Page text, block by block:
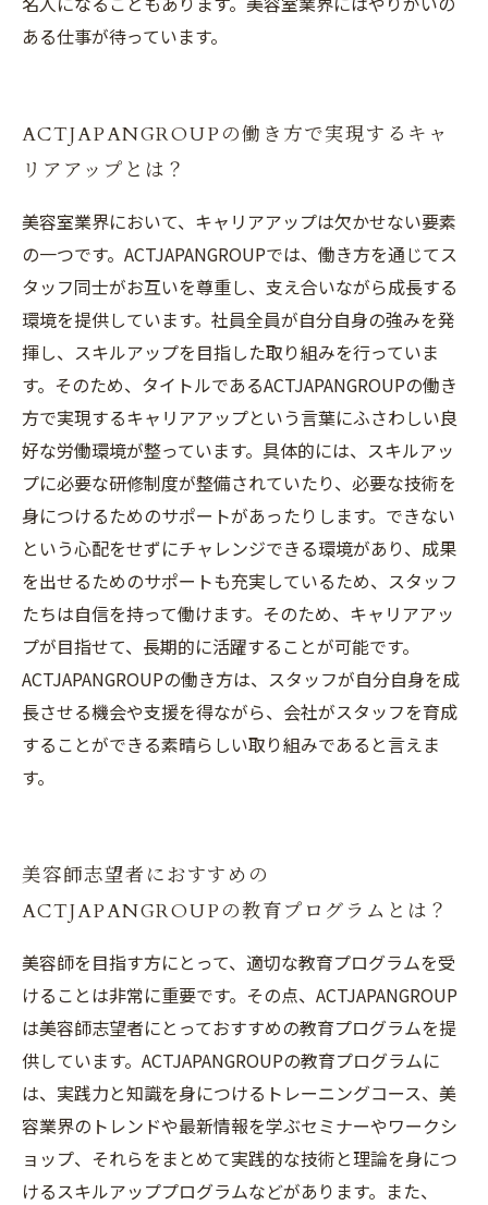
ある仕事が待っています。
ACTJAPANGROUPの働き方で実現するキャ
リアアップとは？
美容室業界において、キャリアアップは欠かせない要素
の一つです。ACTJAPANGROUPでは、働き方を通じてス
タッフ同士がお互いを尊重し、支え合いながら成長する
環境を提供しています。社員全員が自分自身の強みを発
揮し、スキルアップを目指した取り組みを行っていま
す。そのため、タイトルであるACTJAPANGROUPの働き
方で実現するキャリアアップという言葉にふさわしい良
好な労働環境が整っています。具体的には、スキルアッ
プに必要な研修制度が整備されていたり、必要な技術を
身につけるためのサポートがあったりします。できない
という心配をせずにチャレンジできる環境があり、成果
を出せるためのサポートも充実しているため、スタッフ
たちは自信を持って働けます。そのため、キャリアアッ
プが目指せて、長期的に活躍することが可能です。
ACTJAPANGROUPの働き方は、スタッフが自分自身を成
長させる機会や支援を得ながら、会社がスタッフを育成
することができる素晴らしい取り組みであると言えま
す。
美容師志望者におすすめの
ACTJAPANGROUPの教育プログラムとは？
美容師を目指す方にとって、適切な教育プログラムを受
けることは非常に重要です。その点、ACTJAPANGROUP
は美容師志望者にとっておすすめの教育プログラムを提
供しています。ACTJAPANGROUPの教育プログラムに
は、実践力と知識を身につけるトレーニングコース、美
容業界のトレンドや最新情報を学ぶセミナーやワークシ
ョップ、それらをまとめて実践的な技術と理論を身につ
けるスキルアッププログラムなどがあります。また、